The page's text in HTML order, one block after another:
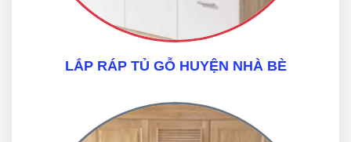
LẮP RÁP TỦ GỖ HUYỆN NHÀ BÈ